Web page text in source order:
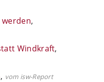
werden,
Windkraft,
, vom isw-Report